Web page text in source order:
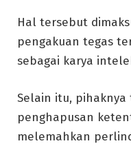
Hal tersebut
pengakuan tegas
sebagai karya
Selain itu,
penghapusan
melemahkan